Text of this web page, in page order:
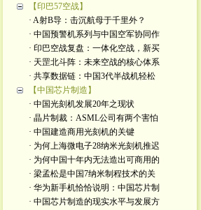
【印巴57空战】
· A射B导：击沉航母于千里外？
· 中国预警机系列与中国空军协同作
· 印巴空战复盘：一体化空战，新买
· 天罡北斗阵：未来空战的核心体系
· 共享数据链：中国3代半战机轻松
【中国芯片制造】
· 中国光刻机发展20年之现状
· 晶片制裁：ASML公司有两个害怕
· 中国建造商用光刻机的关键
· 为何上海微电子28纳米光刻机推迟
· 为何中国十年内无法造出可商用的
· 梁孟松是中国7纳米制程技术的关
· 华为新手机恰恰说明：中国芯片制
· 中国芯片制造的现实水平与发展方